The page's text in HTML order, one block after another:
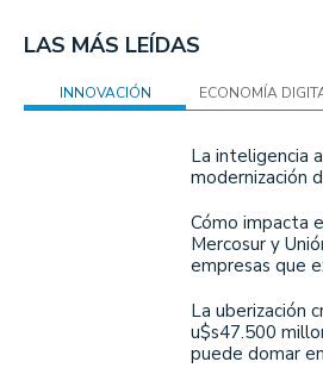
LAS MÁS LEÍDAS
INNOVACIÓN ECONOMÍA
La inteligencia
modernización
Cómo impacta
Mercosur y
empresas que
La uberización
u$s47.500
puede domar